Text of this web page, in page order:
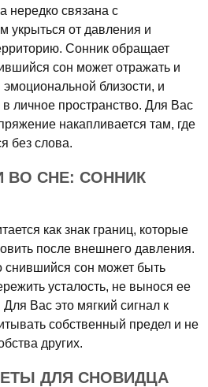
нередко связана с
укрыться от давления и
Сонник обращает
сон может отражать и
близости, и
личное пространство. Для Вас
накапливается там, где
без слова.
ВО СНЕ: СОННИК
как знак границ, которые
после внешнего давления.
снившийся сон может быть
усталость, не вынося ее
Вас это мягкий сигнал к
собственный предел и не
других.
ДЛЯ СНОВИДЦА